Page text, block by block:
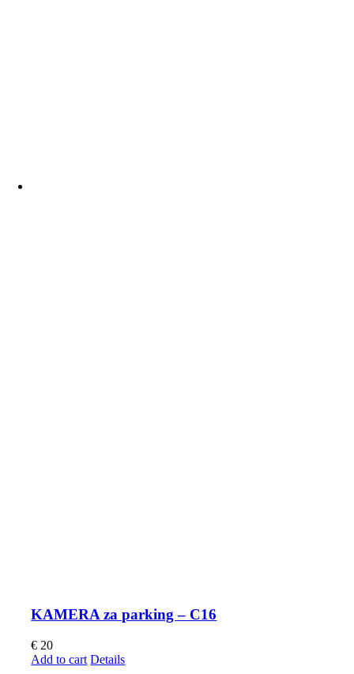
KAMERA za parking – C16
€ 20
Add to cart Details